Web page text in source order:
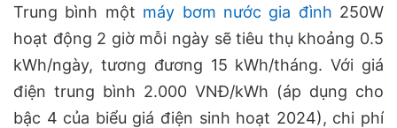
Trung bình một máy bơm nước gia đình 250W
hoạt động 2 giờ mỗi ngày sẽ tiêu thụ khoảng 0.5
kWh/ngày, tương đương 15 kWh/tháng. Với giá
điện trung bình 2.000 VNĐ/kWh (áp dụng cho
bậc 4 của biểu giá điện sinh hoạt 2024), chi phí